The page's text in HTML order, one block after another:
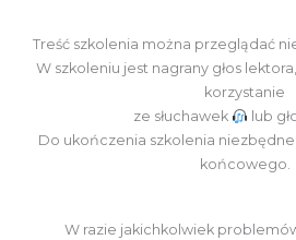
Treść szkolenia można przeglądać
W szkoleniu jest nagrany głos
korzystanie
ze słuchawek
lub
Do ukończenia szkolenia
końcowego.
W razie jakichkolwiek